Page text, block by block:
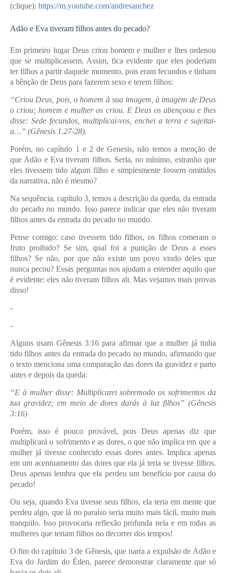
(clique): https://m.youtube.com/andresanchez
Adão e Eva tiveram filhos antes do pecado?
Em primeiro lugar Deus criou homem e mulher e lhes ordenou
que se multiplicassem. Assim, fica evidente que eles poderiam
ter filhos a partir daquele momento, pois eram fecundos e tinham
a bênção de Deus para fazerem sexo e terem filhos:
“Criou Deus, pois, o homem à sua imagem, à imagem de Deus
o criou; homem e mulher os criou. E Deus os abençoou e lhes
disse: Sede fecundos, multiplicai-vos, enchei a terra e sujeitai-
a…” (Gênesis 1.27-28).
Porém, no capítulo 1 e 2 de Genesis, não temos a menção de
que Adão e Eva tiveram filhos. Seria, no mínimo, estranho que
eles tivessem tido algum filho e simplesmente fossem omitidos
da narrativa, não é mesmo?
Na sequência, capítulo 3, temos a descrição da queda, da entrada
do pecado no mundo. Isso parece indicar que eles não tiveram
filhos antes da entrada do pecado no mundo.
Pense comigo: caso tivessem tido filhos, os filhos comeram o
fruto proibido? Se sim, qual foi a punição de Deus a esses
filhos? Se não, por que não existe um povo vindo deles que
nunca pecou? Essas perguntas nos ajudam a entender aquilo que
é evidente: eles não tiveram filhos ali. Mas vejamos mais provas
disso!
-
-
Alguns usam Gênesis 3:16 para afirmar que a mulher já tinha
tido filhos antes da entrada do pecado no mundo, afirmando que
o texto menciona uma comparação das dores da gravidez e parto
antes e depois da queda:
“E à mulher disse: Multiplicarei sobremodo os sofrimentos da
tua gravidez; em meio de dores darás à luz filhos” (Gênesis
3:16)
Porém, isso é pouco provável, pois Deus apenas diz que
multiplicará o sofrimento e as dores, o que não implica em que a
mulher já tivesse conhecido essas dores antes. Implica apenas
em um acentuamento das dores que ela já teria se tivesse filhos.
Deus apenas lembra que ela perdeu um benefício por causa do
pecado!
Ou seja, quando Eva tivesse seus filhos, ela teria em mente que
perdeu algo, que lá no paraíso seria muito mais fácil, muito mais
tranquilo. Isso provocaria reflexão profunda nela e em todas as
mulheres que teriam filhos no decorrer dos tempos!
O fim do capítulo 3 de Gênesis, que narra a expulsão de Adão e
Eva do Jardim do Éden, parece demonstrar claramente que só